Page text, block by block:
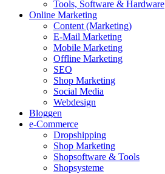
Tools, Software & Hardware
Online Marketing
Content (Marketing)
E-Mail Marketing
Mobile Marketing
Offline Marketing
SEO
Shop Marketing
Social Media
Webdesign
Bloggen
e-Commerce
Dropshipping
Shop Marketing
Shopsoftware & Tools
Shopsysteme